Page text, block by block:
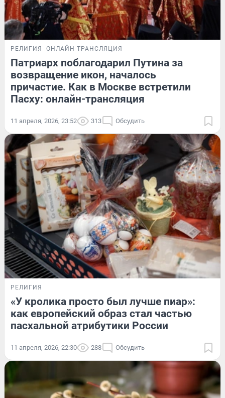
РЕЛИГИЯ ОНЛАЙН-ТРАНСЛЯЦИЯ
Патриарх поблагодарил Путина за
возвращение икон, началось
причастие. Как в Москве встретили
Пасху: онлайн-трансляция
11 апреля, 2026, 23:52 313 Обсудить
РЕЛИГИЯ
«У кролика просто был лучше пиар»:
как европейский образ стал частью
пасхальной атрибутики России
11 апреля, 2026, 22:30 288 Обсудить